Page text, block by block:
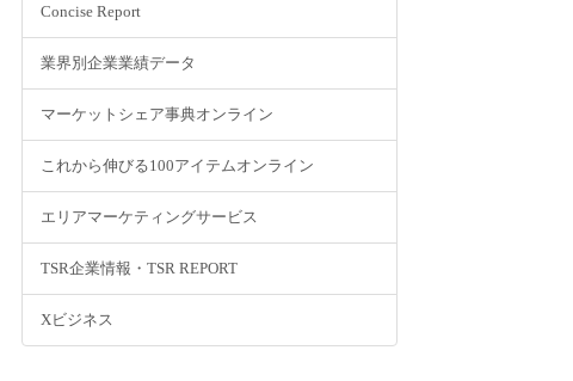
Concise Report
業界別企業業績データ
マーケットシェア事典オンライン
これから伸びる100アイテムオンライン
エリアマーケティングサービス
TSR企業情報・TSR REPORT
Xビジネス